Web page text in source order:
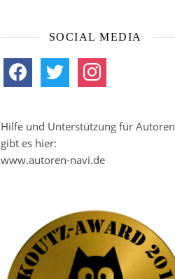
SOCIAL MEDIA
facebook twitter instagram
Hilfe und Unterstützung für Autoren
gibt es hier:
www.autoren-navi.de